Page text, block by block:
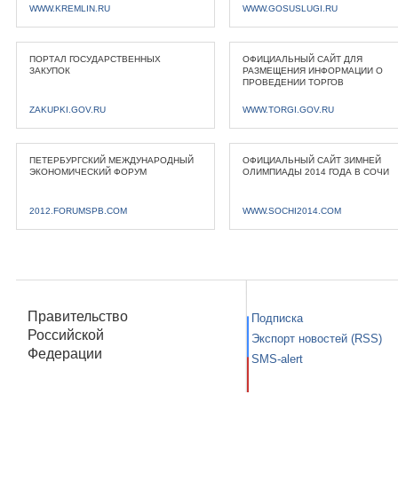
WWW.KREMLIN.RU WWW.GOSUSLUGI.RU
ПОРТАЛ ГОСУДАРСТВЕННЫХ
ЗАКУПОК
ZAKUPKI.GOV.RU
ОФИЦИАЛЬНЫЙ САЙТ ДЛЯ
РАЗМЕЩЕНИЯ ИНФОРМАЦИИ О
ПРОВЕДЕНИИ ТОРГОВ
WWW.TORGI.GOV.RU
ПЕТЕРБУРГСКИЙ МЕЖДУНАРОДНЫЙ
ЭКОНОМИЧЕСКИЙ ФОРУМ
2012.FORUMSPB.COM
ОФИЦИАЛЬНЫЙ САЙТ ЗИМНЕЙ
ОЛИМПИАДЫ 2014 ГОДА В СОЧИ
WWW.SOCHI2014.COM
Правительство
Российской
Федерации
Подписка
Экспорт новостей (RSS)
SMS-alert